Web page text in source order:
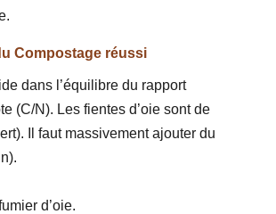
Compostage réussi
dans l’équilibre du rapport
(C/N). Les fientes d’oie sont de
Il faut massivement ajouter du
d’oie.